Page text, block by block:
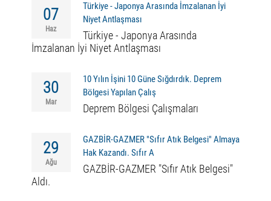
07
Haz
Türkiye - Japonya Arasında İmzalanan İyi
Niyet Antlaşması
Türkiye - Japonya Arasında
İmzalanan İyi Niyet Antlaşması
30
Mar
10 Yılın İşini 10 Güne Sığdırdık. Deprem
Bölgesi Yapılan Çalış
Deprem Bölgesi Çalışmaları
29
Ağu
GAZBİR-GAZMER "Sıfır Atık Belgesi" Almaya
Hak Kazandı. Sıfır A
GAZBİR-GAZMER "Sıfır Atık Belgesi"
Aldı.